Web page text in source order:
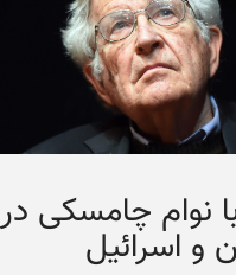
نوام چامسکی در
و اسرائیل